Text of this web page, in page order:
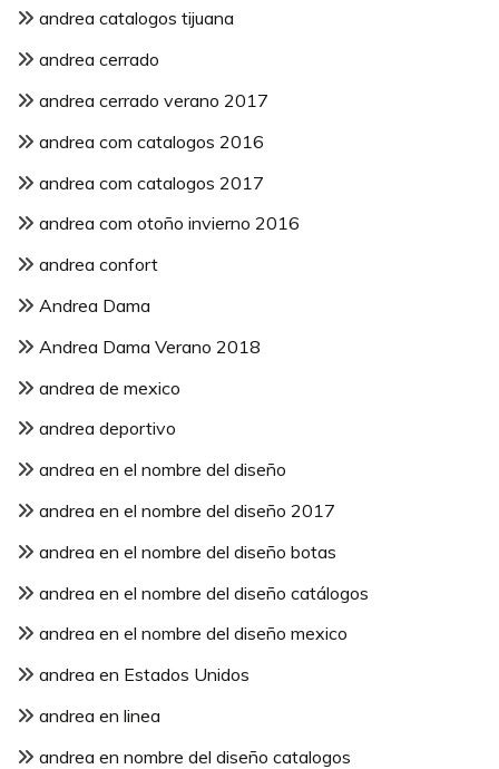
andrea catalogos tijuana
andrea cerrado
andrea cerrado verano 2017
andrea com catalogos 2016
andrea com catalogos 2017
andrea com otoño invierno 2016
andrea confort
Andrea Dama
Andrea Dama Verano 2018
andrea de mexico
andrea deportivo
andrea en el nombre del diseño
andrea en el nombre del diseño 2017
andrea en el nombre del diseño botas
andrea en el nombre del diseño catálogos
andrea en el nombre del diseño mexico
andrea en Estados Unidos
andrea en linea
andrea en nombre del diseño catalogos